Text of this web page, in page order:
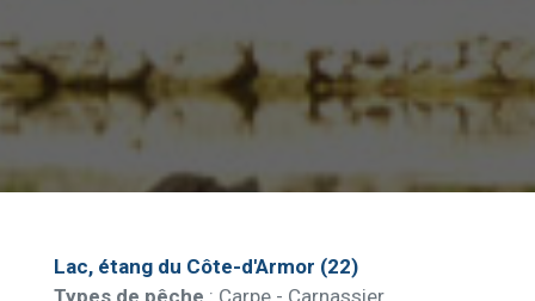
Lac, étang du Côte-d'Armor (22)